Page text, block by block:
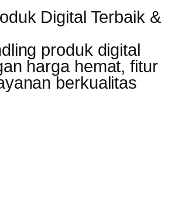
Digital Terbaik &
produk digital
harga hemat, fitur
berkualitas